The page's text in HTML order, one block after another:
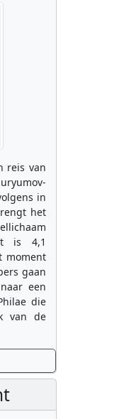
reis van
in
het
is 4,1
moment
gaan
een
die
van de